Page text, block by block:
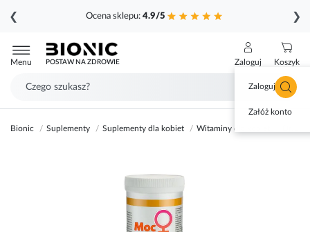
Ocena sklepu: 4.9/5
❮ ❯
do
treści
Menu POSTAW NA ZDROWIE Zaloguj
Zaloguj się
Załóż konto
Koszyk
Bionic Suplementy Suplementy dla kobiet Witaminy dla kobiet